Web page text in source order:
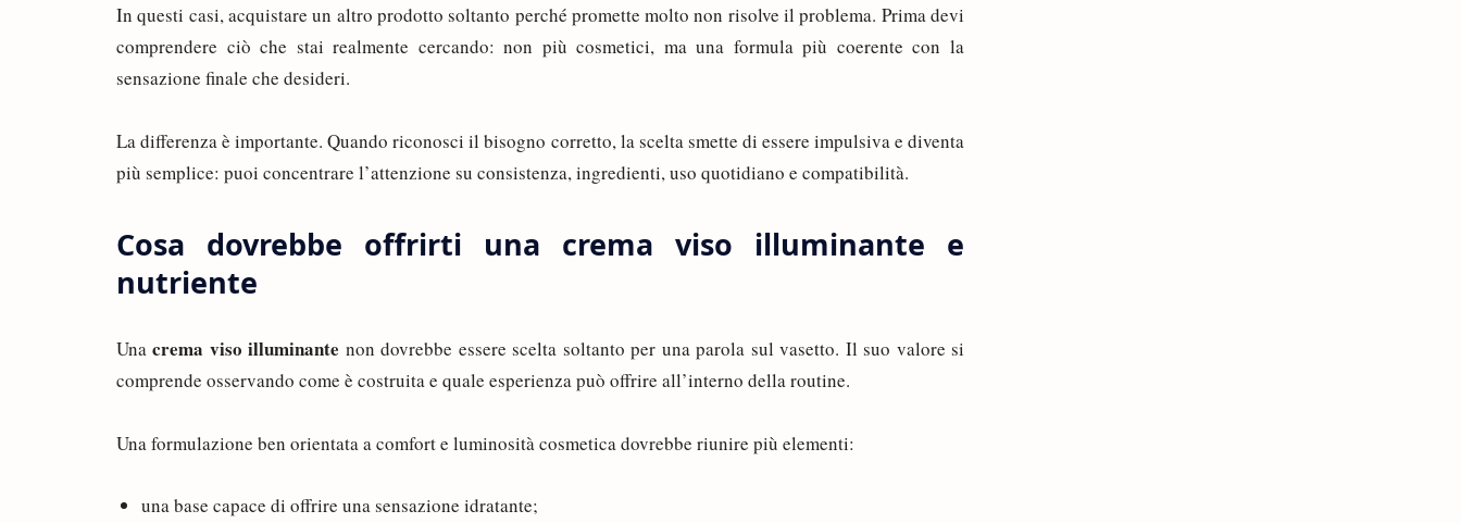
In questi casi, acquistare un altro prodotto soltanto perché promette molto non risolve il problema. Prima devi
comprendere ciò che stai realmente cercando: non più cosmetici, ma una formula più coerente con la
sensazione finale che desideri.
La differenza è importante. Quando riconosci il bisogno corretto, la scelta smette di essere impulsiva e diventa
più semplice: puoi concentrare l’attenzione su consistenza, ingredienti, uso quotidiano e compatibilità.
Cosa dovrebbe offrirti una crema viso illuminante e
nutriente
Unacrema viso illuminante non dovrebbe essere scelta soltanto per una parola sul vasetto. Il suo valore si
comprende osservando come è costruita e quale esperienza può offrire all’interno della routine.
Una formulazione ben orientata a comfort e luminosità cosmetica dovrebbe riunire più elementi:
una base capace di offrire una sensazione idratante;